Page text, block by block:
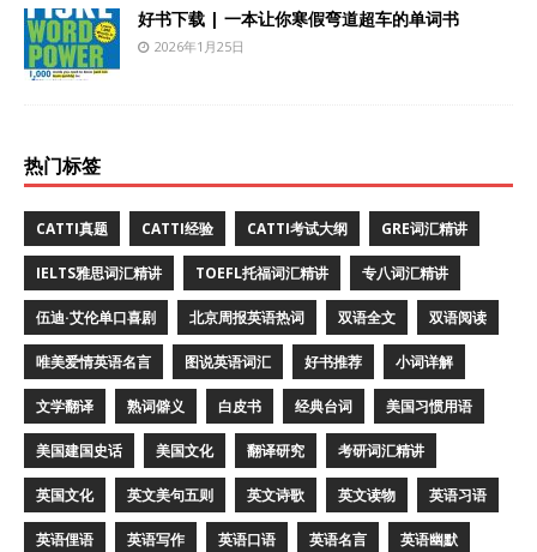
好书下载 | 一本让你寒假弯道超车的单词书
2026年1月25日
热门标签
CATTI真题 CATTI经验 CATTI考试大纲 GRE词汇精讲
IELTS雅思词汇精讲 TOEFL托福词汇精讲 专八词汇精讲
伍迪·艾伦单口喜剧 北京周报英语热词 双语全文 双语阅读
唯美爱情英语名言 图说英语词汇 好书推荐 小词详解
文学翻译 熟词僻义 白皮书 经典台词 美国习惯用语
美国建国史话 美国文化 翻译研究 考研词汇精讲
英国文化 英文美句五则 英文诗歌 英文读物 英语习语
英语俚语 英语写作 英语口语 英语名言 英语幽默